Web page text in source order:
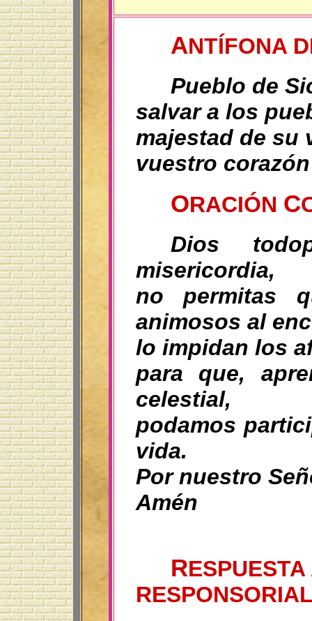
ANTÍFONA
Pueblo de
salvar a los
majestad de su
vuestro corazón
ORACIÓN C
Dios
misericordia,
no permitas
animosos al
lo impidan los
para que,
celestial,
podamos
vida.
Por nuestro
Amén
R